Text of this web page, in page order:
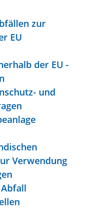
zur
EU
der EU -
und
Verwendung